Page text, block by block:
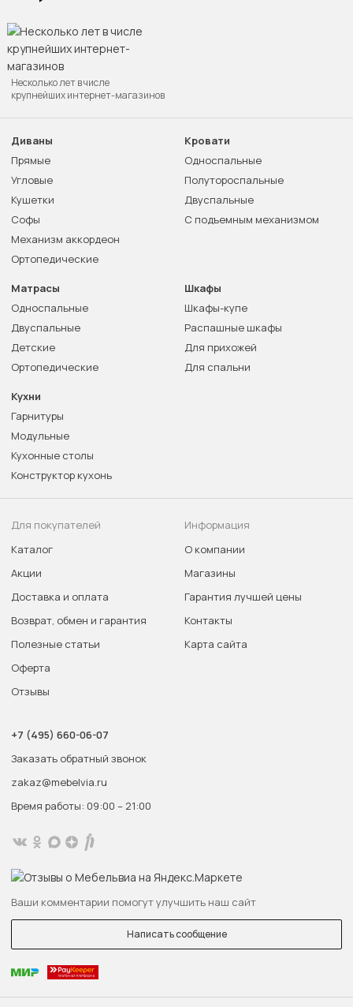
Несколько лет в числе
крупнейших интернет-магазинов
Диваны
Прямые
Угловые
Кушетки
Софы
Механизм аккордеон
Ортопедические
Кровати
Односпальные
Полутороспальные
Двуспальные
С подъемным механизмом
Матрасы
Односпальные
Двуспальные
Детские
Ортопедические
Шкафы
Шкафы-купе
Распашные шкафы
Для прихожей
Для спальни
Кухни
Гарнитуры
Модульные
Кухонные столы
Конструктор кухонь
Для покупателей
Каталог
Акции
Доставка и оплата
Возврат, обмен и гарантия
Полезные статьи
Оферта
Отзывы
Информация
О компании
Магазины
Гарантия лучшей цены
Контакты
Карта сайта
+7 (495) 660-06-07
Заказать обратный звонок
zakaz@mebelvia.ru
Время работы: 09:00 – 21:00
Ваши комментарии помогут улучшить наш сайт
Написать сообщение